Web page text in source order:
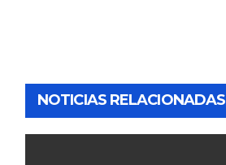
NOTICIAS RELACIONADAS